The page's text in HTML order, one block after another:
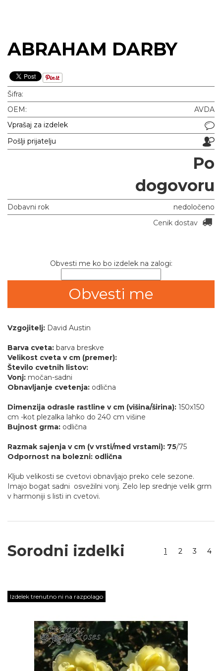
ABRAHAM DARBY
Šifra:
OEM:
AVDA
Vprašaj za izdelek
Pošlji prijatelju
Po
dogovoru
Dobavni rok
nedoločeno
Cenik dostav
Obvesti me ko bo izdelek na zalogi:
Vzgojitelj: David Austin
Barva cveta: barva breskve
Velikost cveta v cm (premer):
Število cvetnih listov:
Vonj: močan-sadni
Obnavljanje cvetenja: odlična
Dimenzija odrasle rastline v cm (višina/širina): 150x150
cm -kot plezalka lahko do 240 cm višine
Bujnost grma: odlična
Razmak sajenja v cm (v vrsti/med vrstami): 75/75
Odpornost na bolezni: odlična
Kljub velikosti se cvetovi obnavljajo preko cele sezone.
Imajo bogat sadni osvežilni vonj. Zelo lep srednje velik grm
v harmoniji s listi in cvetovi.
Sorodni izdelki 1 2 3 4
Izdelek trenutno ni na razpolago